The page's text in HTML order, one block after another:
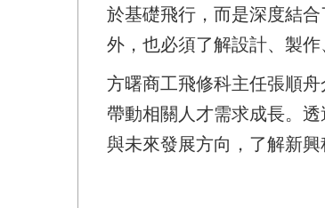
於基礎飛行，而是深度結
外，也必須了解設計、製
方曙商工飛修科主任張順
帶動相關人才需求成長。
與未來發展方向，了解新興